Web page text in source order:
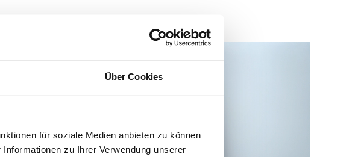
Über Cookies
für soziale Medien anbieten zu können
zu Ihrer Verwendung unserer